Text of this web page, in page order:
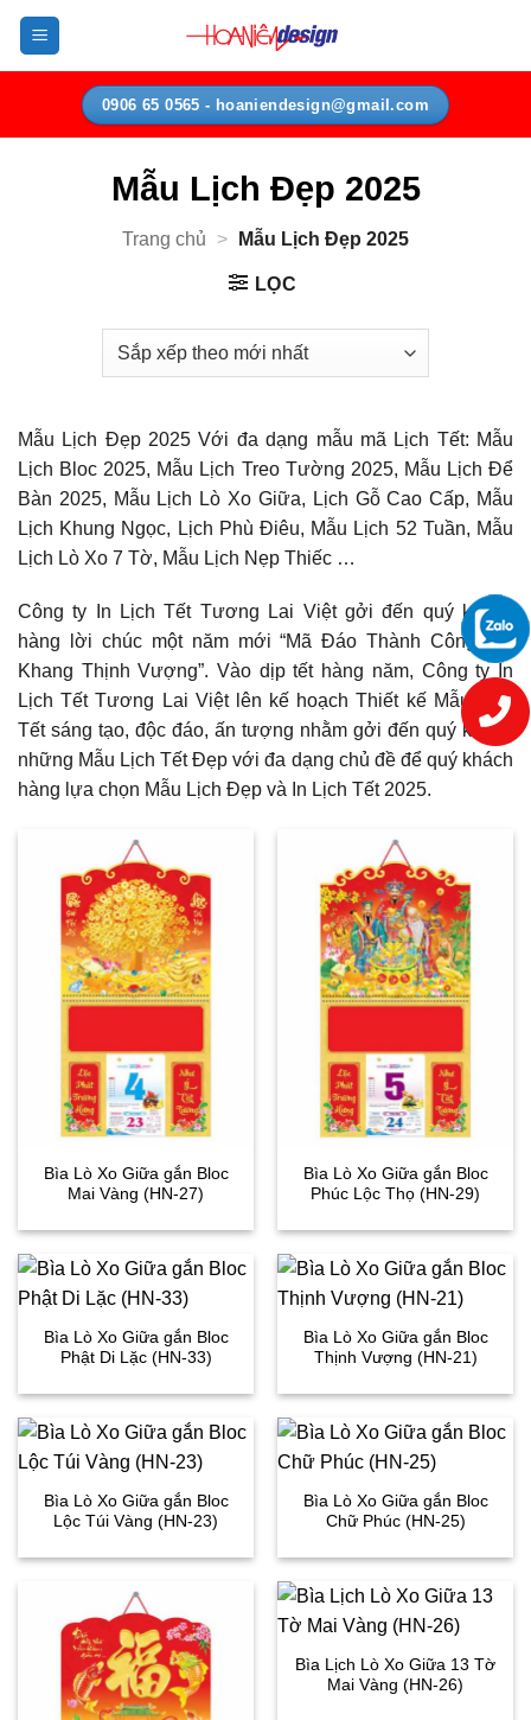
Bỏ
nội
0906 65 0565 - hoaniendesign@gmail.com
Mẫu Lịch Đẹp 2025
Trang chủ > Mẫu Lịch Đẹp 2025
LỌC
Mẫu Lịch Đẹp 2025 Với đa dạng mẫu mã Lịch Tết: Mẫu
Lịch Bloc 2025, Mẫu Lịch Treo Tường 2025, Mẫu Lịch Để
Bàn 2025, Mẫu Lịch Lò Xo Giữa, Lịch Gỗ Cao Cấp, Mẫu
Lịch Khung Ngọc, Lịch Phù Điêu, Mẫu Lịch 52 Tuần, Mẫu
Lịch Lò Xo 7 Tờ, Mẫu Lịch Nẹp Thiếc …
Công ty In Lịch Tết Tương Lai Việt gởi đến quý khách
hàng lời chúc một năm mới “Mã Đáo Thành Công, An
Khang Thịnh Vượng”. Vào dịp tết hàng năm, Công ty In
Lịch Tết Tương Lai Việt lên kế hoạch Thiết kế Mẫu Lịch
Tết sáng tạo, độc đáo, ấn tượng nhằm gởi đến quý khách
những Mẫu Lịch Tết Đẹp với đa dạng chủ đề để quý khách
hàng lựa chọn Mẫu Lịch Đẹp và In Lịch Tết 2025.
Bìa Lò Xo Giữa gắn Bloc
Mai Vàng (HN-27)
Bìa Lò Xo Giữa gắn Bloc
Phúc Lộc Thọ (HN-29)
Bìa Lò Xo Giữa gắn Bloc
Phật Di Lặc (HN-33)
Bìa Lò Xo Giữa gắn Bloc
Thịnh Vượng (HN-21)
Bìa Lò Xo Giữa gắn Bloc
Lộc Túi Vàng (HN-23)
Bìa Lò Xo Giữa gắn Bloc
Chữ Phúc (HN-25)
Bìa Lịch Lò Xo Giữa 13 Tờ
Mai Vàng (HN-26)